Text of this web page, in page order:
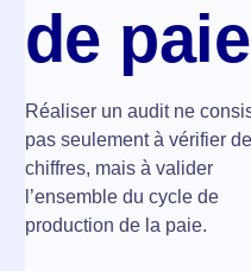
de paie
Réaliser un audit ne
pas seulement à vérifier
chiffres, mais à valider
l’ensemble du cycle de
production de la paie.